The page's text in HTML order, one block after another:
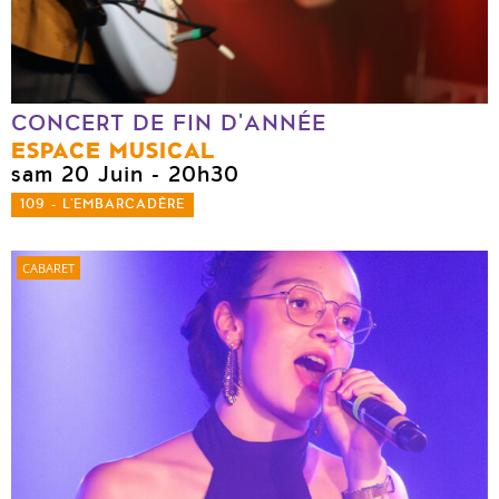
CONCERT DE FIN D'ANNÉE
ESPACE MUSICAL
sam 20 Juin - 20h30
109 - L'EMBARCADÈRE
CABARET